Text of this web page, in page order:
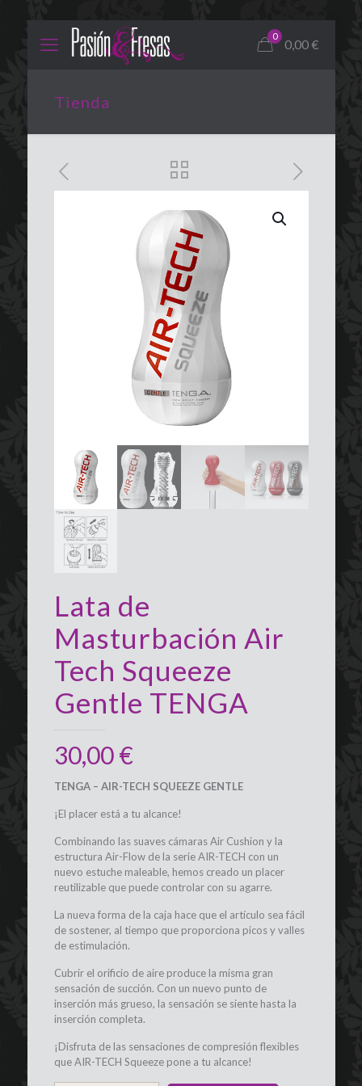
0
0,00€
Tienda
Lata de
Masturbación Air
Tech Squeeze
Gentle TENGA
30,00€
TENGA – AIR-TECH SQUEEZE GENTLE
¡El placer está a tu alcance!
Combinando las suaves cámaras Air Cushion y la
estructura Air-Flow de la serie AIR-TECH con un
nuevo estuche maleable, hemos creado un placer
reutilizable que puede controlar con su agarre.
La nueva forma de la caja hace que el artículo sea fácil
de sostener, al tiempo que proporciona picos y valles
de estimulación.
Cubrir el orificio de aire produce la misma gran
sensación de succión. Con un nuevo punto de
inserción más grueso, la sensación se siente hasta la
inserción completa.
¡Disfruta de las sensaciones de compresión flexibles
que AIR-TECH Squeeze pone a tu alcance!